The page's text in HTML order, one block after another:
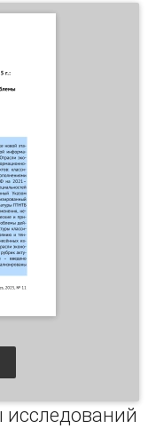
исследований